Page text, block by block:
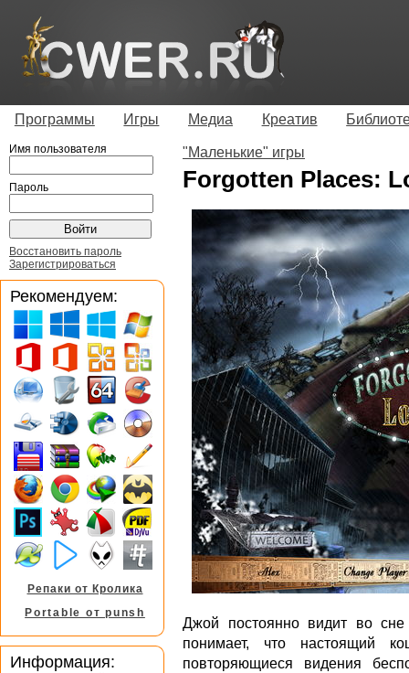
Программы Игры Медиа Креатив
"Маленькие" игры
Forgotten Places:
Джой постоянно видит во
понимает, что настоящий
повторяющиеся видения
Имя пользователя
Пароль
Восстановить пароль
Зарегистрироваться
Рекомендуем:
Репаки от Кролика
Portable от punsh
Информация: